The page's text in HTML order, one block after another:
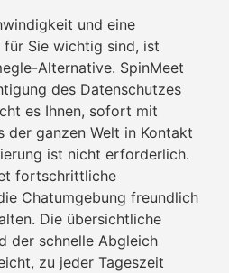
und eine
Sie wichtig sind, ist
Alternative. SpinMeet
des Datenschutzes
es Ihnen, sofort mit
der ganzen Welt in Kontakt
ist nicht erforderlich.
fortschrittliche
Chatumgebung freundlich
Die übersichtliche
der schnelle Abgleich
zu jeder Tageszeit